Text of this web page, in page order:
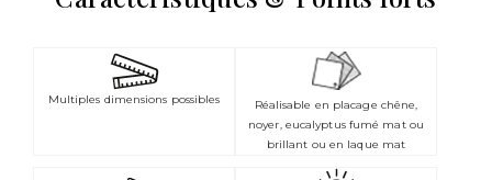
Multiples dimensions possibles
Réalisable en placage chêne,
noyer, eucalyptus fumé mat ou
brillant ou en laque mat